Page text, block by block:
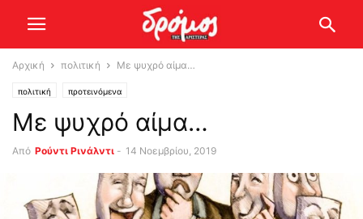
Αρχική πολιτική Με ψυχρό αίμα…
πολιτική προτεινόμενα
Με ψυχρό αίμα…
Από Ρούντι Ρινάλντι - 14 Νοεμβρίου, 2019